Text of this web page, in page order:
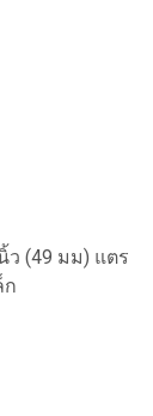
ว (49 มม) แตร
ก